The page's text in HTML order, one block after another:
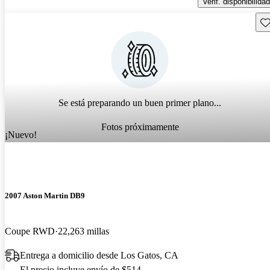
Se está preparando un buen primer plano...
Fotos próximamente
¡Nuevo!
2007 Aston Martin DB9
Coupe RWD 22,263 millas
Entrega a domicilio desde Los Gatos, CA